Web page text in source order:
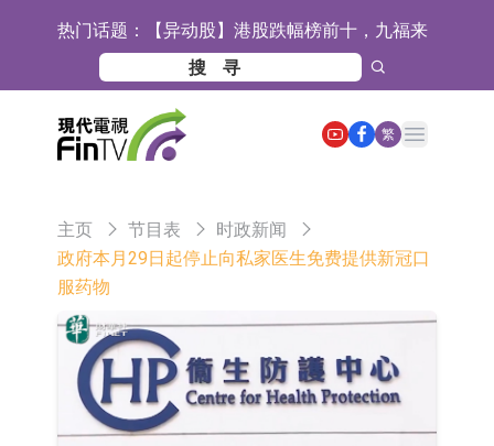
热门话题： 【异动股】港股跌幅榜前十，九福来
(08611.HK)跌21.43%，天瑞汽车内饰
(06162.HK)跌18.44%
【异动股】港股涨幅榜前十，佳明集
团控股(01271.HK)涨+78.22%，拿森
科技(02261.HK)涨+64.11%
斯迪克：公司为国内折叠屏核心功能
材料供应商
恒瑞医药：公司已在中国获批上市26
目标客户的测试认证
上期所：7月份对11个实际控制关系
江总部物业服务项目
亚太股份：公司是零跑汽车和
Stellantis集团的供应商
理工雷科面向边缘AI场景推出"山
海"系列智算模组 系列产品基于国产
【异动股】医疗研发外包板块拉升，
繁
Open main menu
主页 节目表
时政新闻
政府本月29日起停止向私家医生免费提供新冠口
服药物